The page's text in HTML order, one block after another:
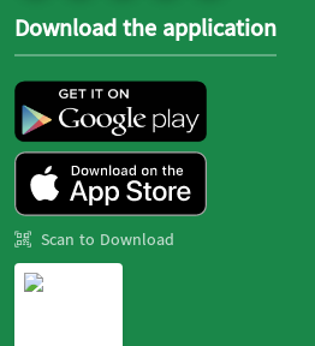
Download the application
Scan to Download